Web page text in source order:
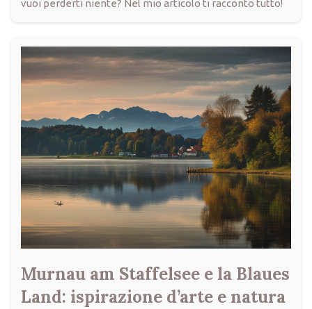
vuoi perderti niente? Nel mio articolo ti racconto tutto!
Murnau am Staffelsee e la Blaues
Land: ispirazione d’arte e natura